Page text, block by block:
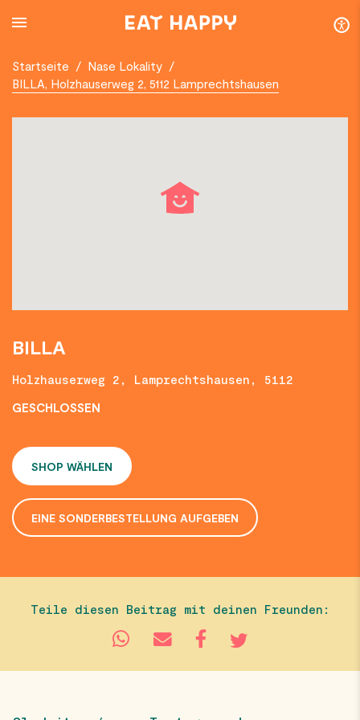
TO
Startseite / Nase Lokality /
BILLA, Holzhauserweg 2, 5112 Lamprechtshausen
BILLA
Holzhauserweg 2, Lamprechtshausen, 5112
GESCHLOSSEN
SHOP WÄHLEN
EINE SONDERBESTELLUNG AUFGEBEN
Teile diesen Beitrag mit deinen Freunden: